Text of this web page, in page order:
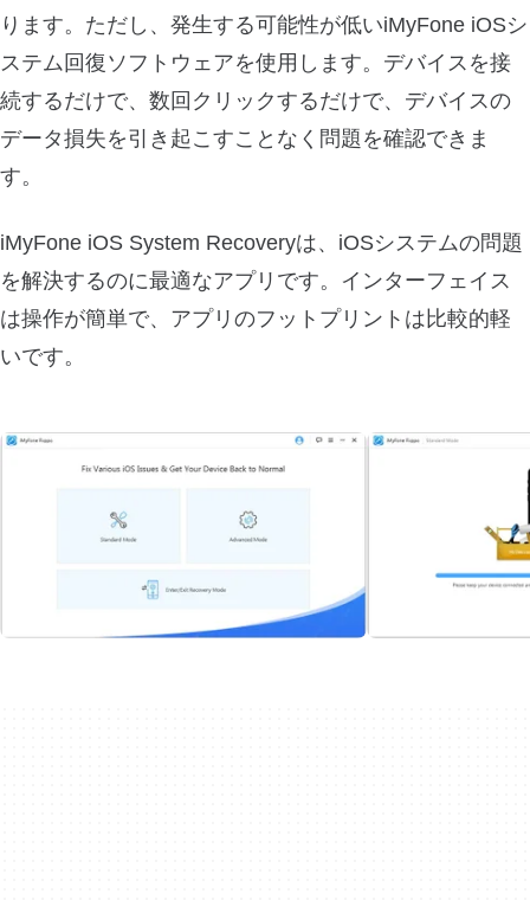
ります。ただし、発生する可能性が低いiMyFone iOSシ
ステム回復ソフトウェアを使用します。デバイスを接
続するだけで、数回クリックするだけで、デバイスの
データ損失を引き起こすことなく問題を確認できま
す。
iMyFone iOS System Recoveryは、iOSシステムの問題
を解決するのに最適なアプリです。インターフェイス
は操作が簡単で、アプリのフットプリントは比較的軽
いです。